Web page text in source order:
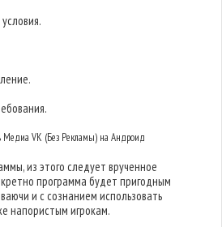
Медиа VK (Без Рекламы) на Андроид
из этого следует врученное
программа будет пригодным
и с сознанием использовать
напористым игрокам.